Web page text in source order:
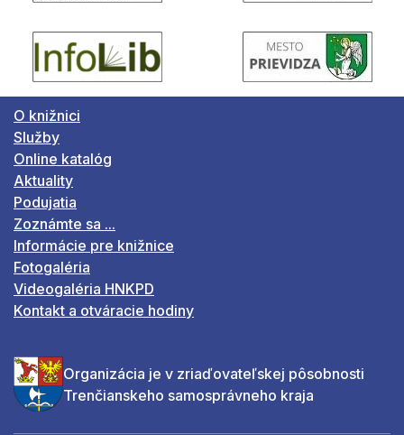
O knižnici
Služby
Online katalóg
Aktuality
Podujatia
Zoznámte sa ...
Informácie pre knižnice
Fotogaléria
Videogaléria HNKPD
Kontakt a otváracie hodiny
Organizácia je v zriaďovateľskej pôsobnosti
Trenčianskeho samosprávneho kraja